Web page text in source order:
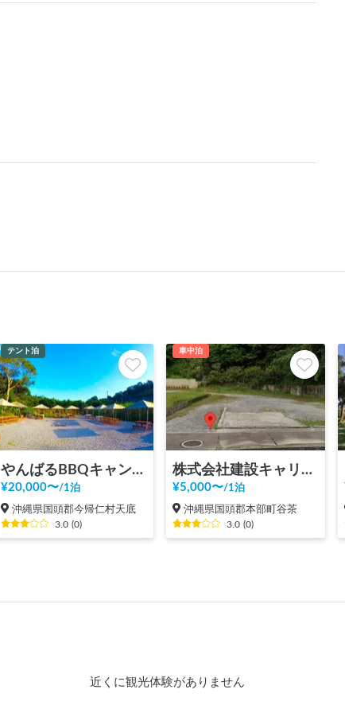
テント泊
やんばるBBQキャンプ場
¥20,000〜/1泊
沖縄県国頭郡今帰仁村天底
3.0 (0)
車中泊
株式会社建設キャリア 滞在スポット
¥5,000〜/1泊
沖縄県国頭郡本部町谷茶
3.0 (0)
近くに観光体験がありません